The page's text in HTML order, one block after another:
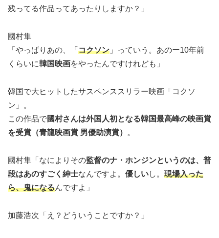
残ってる作品ってあったりしますか？」
國村隼
「やっぱりあの、「 コクソン 」っていう。あのー10年前
くらいに韓国映画をやったんですけれども」
韓国で大ヒットしたサスペンススリラー映画「コクソ
ン」。
この作品で國村さんは外国人初となる韓国最高峰の映画賞
を受賞（青龍映画賞 男優助演賞）
。
國村隼「なによりその監督のナ・ホンジンというのは、普
段はあのすごく紳士なんですよ。 優しいし。 現場入った
ら、鬼になるんですよ」
加藤浩次「え？どういうことですか？」